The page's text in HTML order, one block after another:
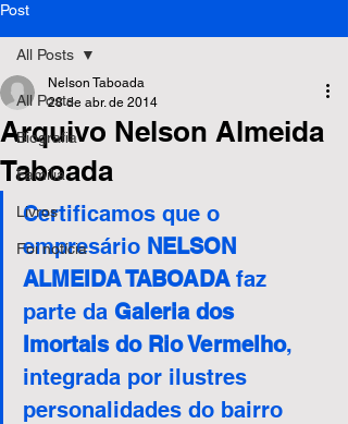
Post
All Posts
Biografia
Família
Livros
Foi notícia
All Posts
Arquivo Nelson Almeida
Taboada
Nelson Taboada
28 de abr. de 2014
Certificamos que o
empresário NELSON
ALMEIDA TABOADA faz
parte da Galeria dos
Imortais do Rio Vermelho,
integrada por ilustres
personalidades do bairro